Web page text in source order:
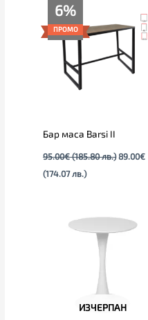
6%
ПРОМО
Бар маса Barsi II
95.00€ (185.80 лв.)
was:
95.00€
(185.80
лв.).
89.00€
(174.07 лв.)
е:
89.00€
лв.).
ИЗЧЕРПАН